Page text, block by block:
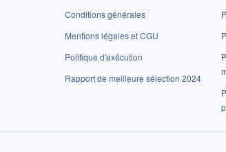
Conditions générales
Mentions légales et CGU
Politique d'exécution
Rapport de meilleure sélection 2024